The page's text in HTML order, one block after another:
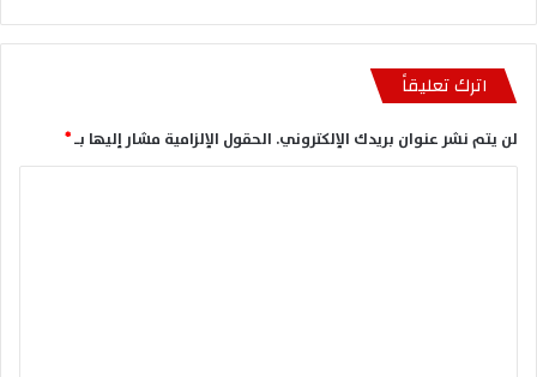
اترك تعليقاً
لن يتم نشر عنوان بريدك الإلكتروني. الحقول الإلزامية مشار إليها بـ*